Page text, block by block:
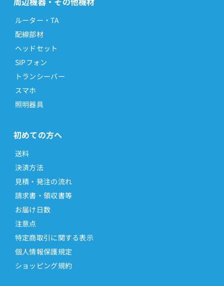
ルーター・TA
配線部材
ヘッドセット
SIPフォン
トランシーバー
スマホ
照明器具
初めての方へ
送料
決済方法
見積・発注の流れ
請求書・領収書等
お届け日数
注意点
特定商取引に関する表示
個人情報保護規定
ショッピング規約